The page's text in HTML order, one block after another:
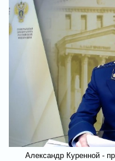
Александр Куренной -